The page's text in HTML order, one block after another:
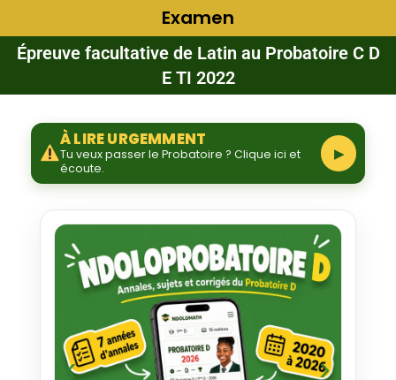
Examen
Épreuve facultative de Latin au Probatoire C D
E TI 2022
À LIRE URGEMMENT
Tu veux passer le Probatoire ? Clique ici et
écoute.
▶
‹ ›